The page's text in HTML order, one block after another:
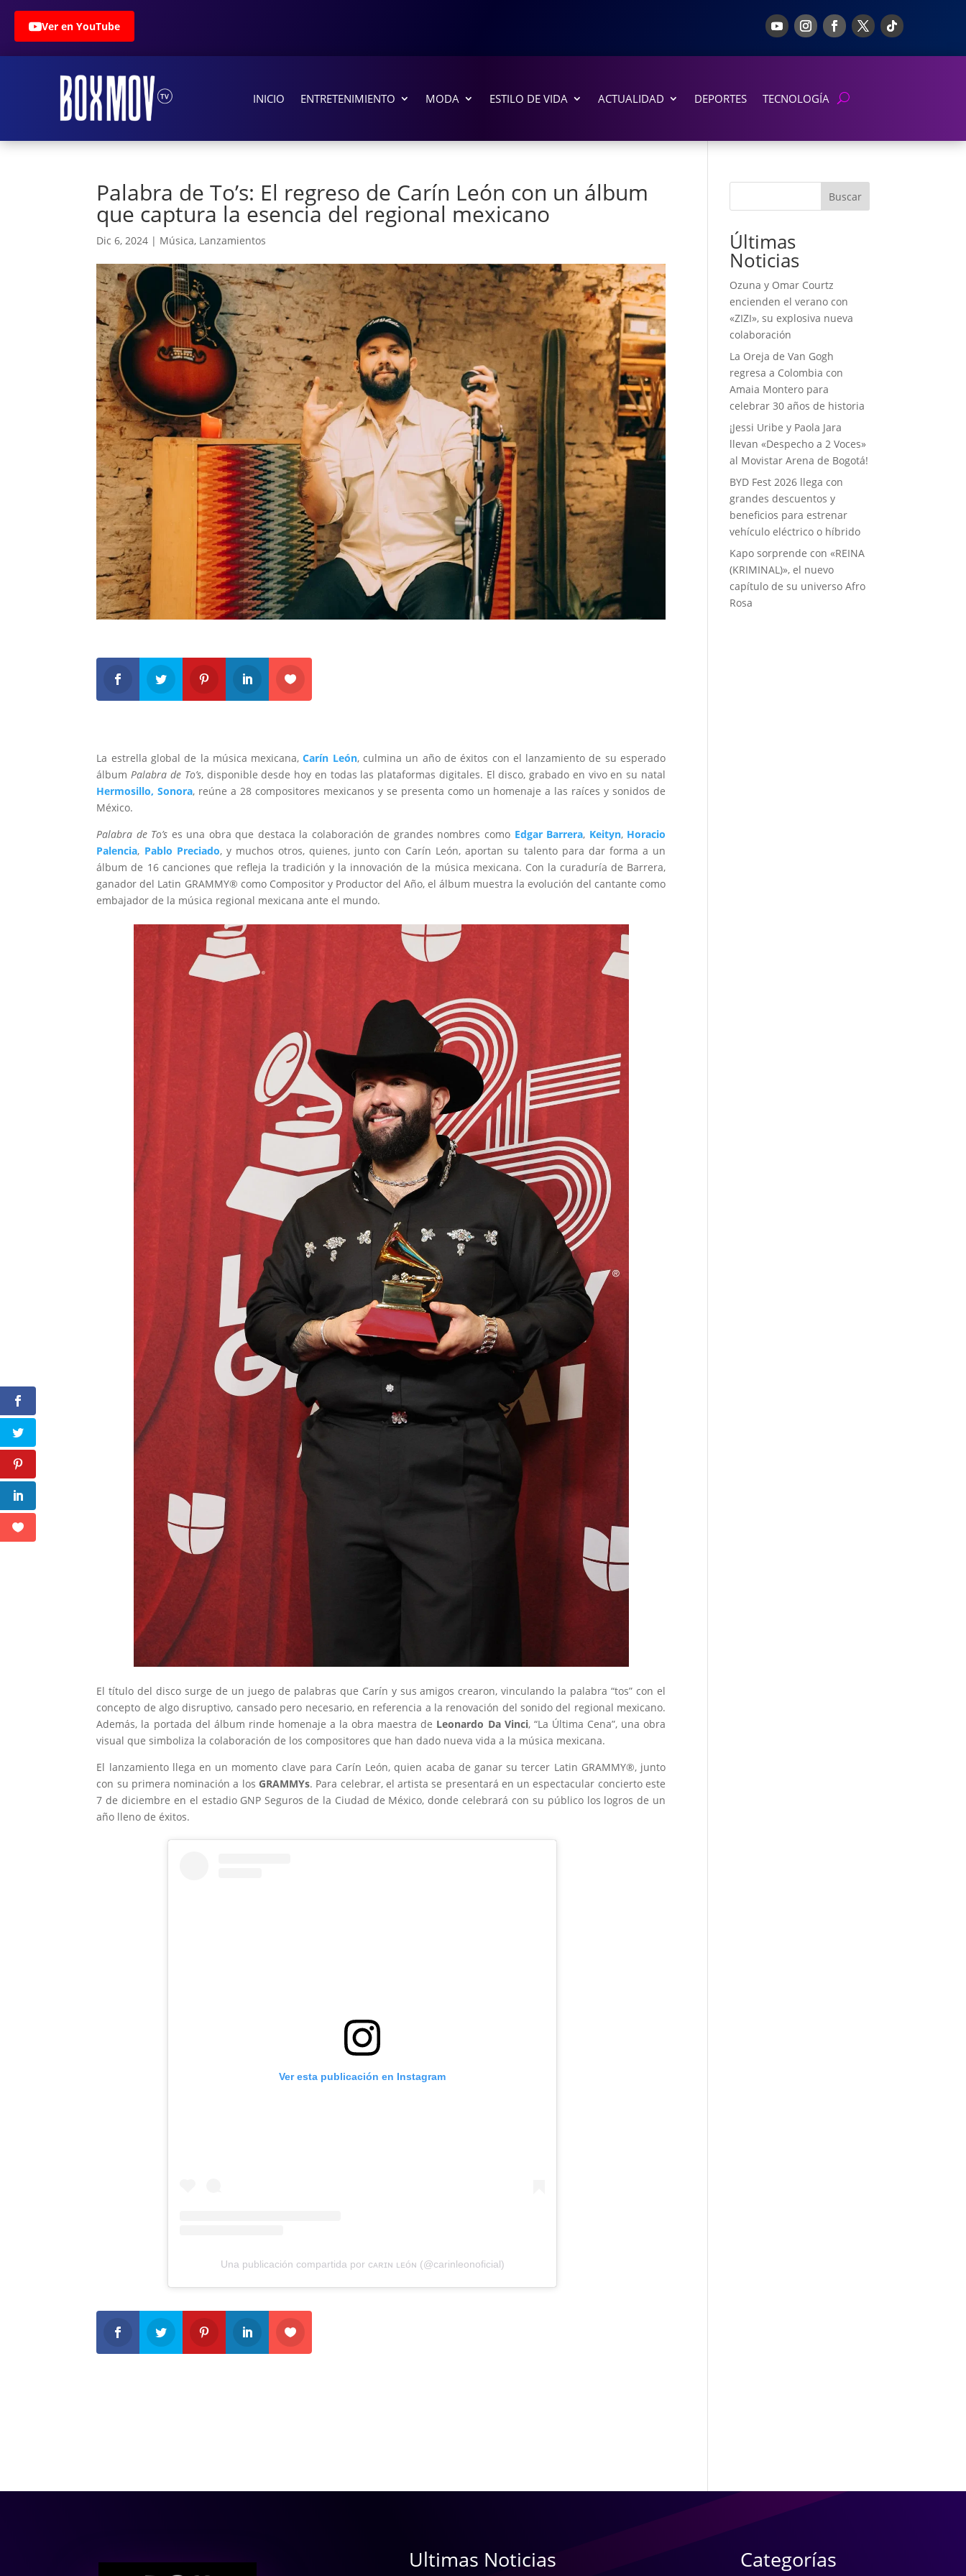
Ver en YouTube
INICIO ENTRETENIMIENTO MODA ESTILO DE VIDA ACTUALIDAD DEPORTES TECNOLOGÍA
Palabra de To’s: El regreso de Carín León con un álbum
que captura la esencia del regional mexicano
Dic 6, 2024 | Música, Lanzamientos
La estrella global de la música mexicana, Carín León, culmina un año de éxitos con el lanzamiento de su esperado
álbumPalabra de To’s, disponible desde hoy en todas las plataformas digitales. El disco, grabado en vivo en su natal
Hermosillo, Sonora, reúne a 28 compositores mexicanos y se presenta como un homenaje a las raíces y sonidos de
México.
Palabra de To’s es una obra que destaca la colaboración de grandes nombres como Edgar Barrera, Keityn, Horacio
Palencia, Pablo Preciado, y muchos otros, quienes, junto con Carín León, aportan su talento para dar forma a un
álbum de 16 canciones que refleja la tradición y la innovación de la música mexicana. Con la curaduría de Barrera,
ganador del Latin GRAMMY® como Compositor y Productor del Año, el álbum muestra la evolución del cantante como
embajador de la música regional mexicana ante el mundo.
El título del disco surge de un juego de palabras que Carín y sus amigos crearon, vinculando la palabra “tos” con el
concepto de algo disruptivo, cansado pero necesario, en referencia a la renovación del sonido del regional mexicano.
Además, la portada del álbum rinde homenaje a la obra maestra de Leonardo Da Vinci, “La Última Cena”, una obra
visual que simboliza la colaboración de los compositores que han dado nueva vida a la música mexicana.
El lanzamiento llega en un momento clave para Carín León, quien acaba de ganar su tercer Latin GRAMMY®, junto
con su primera nominación a losGRAMMYs. Para celebrar, el artista se presentará en un espectacular concierto este
7 de diciembre en el estadio GNP Seguros de la Ciudad de México, donde celebrará con su público los logros de un
año lleno de éxitos.
Ver esta publicación en Instagram
Una publicación compartida por ᴄᴀʀɪɴ ʟᴇóɴ (@carinleonoficial)
Buscar
Últimas
Noticias
Ozuna y Omar Courtz
encienden el verano con
«ZIZI», su explosiva nueva
colaboración
La Oreja de Van Gogh
regresa a Colombia con
Amaia Montero para
celebrar 30 años de historia
¡Jessi Uribe y Paola Jara
llevan «Despecho a 2 Voces»
al Movistar Arena de Bogotá!
BYD Fest 2026 llega con
grandes descuentos y
beneficios para estrenar
vehículo eléctrico o híbrido
Kapo sorprende con «REINA
(KRIMINAL)», el nuevo
capítulo de su universo Afro
Rosa
Ultimas Noticias Categorías